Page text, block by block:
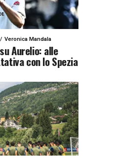
Veronica Mandala
Aurelio: alle
con lo Spezia